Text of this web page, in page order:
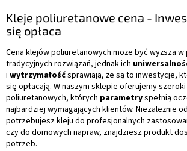
Kleje poliuretanowe cena -
się opłaca
Cena klejów poliuretanowych może być wyższa w
tradycyjnych rozwiązań, jednak ich
i wytrzymałośćsprawiają, że są to inwestycje,
się opłacają. W naszym sklepie oferujemy
poliuretanowych, których parametryspełnią
najbardziej wymagających klientów. Niezależnie
potrzebujesz kleju do profesjonalnych
czy do domowych napraw, znajdziesz produkt
potrzeb.